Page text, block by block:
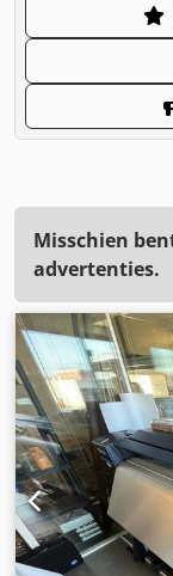
Misschien
advertenties.